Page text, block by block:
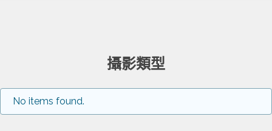
攝影類型
No items found.